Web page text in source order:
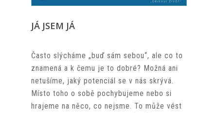
JÁ JSEM JÁ
Často slýcháme „buď sám sebou“, ale co to
znamená a k čemu je to dobré? Možná ani
netušíme, jaký potenciál se v nás skrývá.
Místo toho o sobě pochybujeme nebo si
hrajeme na něco, co nejsme. To může vést